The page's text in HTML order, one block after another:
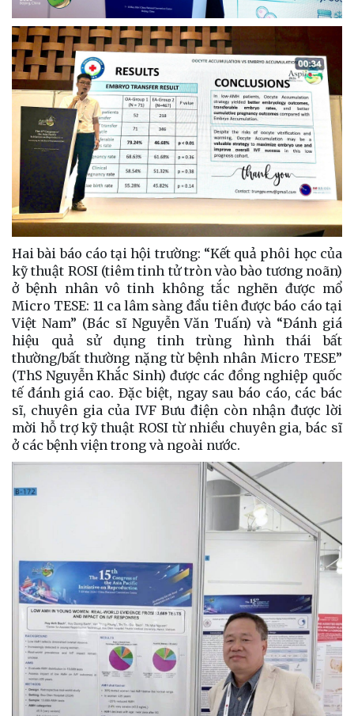
Hai bài báo cáo tại hội trường: “Kết quả phôi học của
kỹ thuật ROSI (tiêm tinh tử tròn vào bào tương noãn)
ở bệnh nhân vô tinh không tắc nghẽn được mổ
Micro TESE: 11 ca lâm sàng đầu tiên được báo cáo tại
Việt Nam” (Bác sĩ Nguyễn Văn Tuấn) và “Đánh giá
hiệu quả sử dụng tinh trùng hình thái bất
thường/bất thường nặng từ bệnh nhân Micro TESE”
(ThS Nguyễn Khắc Sinh) được các đồng nghiệp quốc
tế đánh giá cao. Đặc biệt, ngay sau báo cáo, các bác
sĩ, chuyên gia của IVF Bưu điện còn nhận được lời
mời hỗ trợ kỹ thuật ROSI từ nhiều chuyên gia, bác sĩ
ở các bệnh viện trong và ngoài nước.